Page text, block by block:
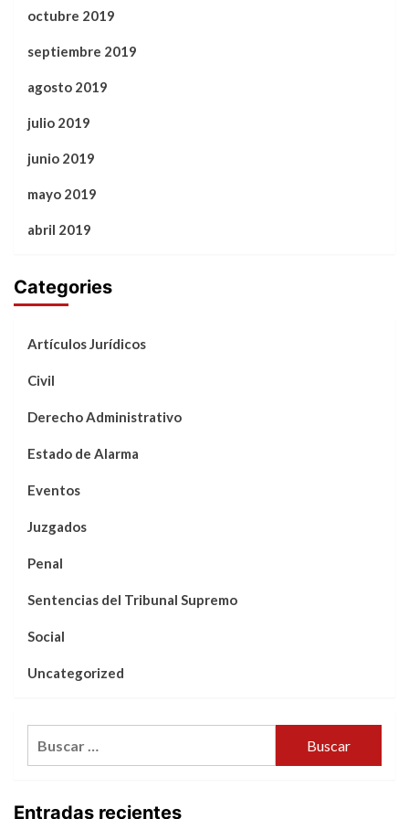
octubre 2019
septiembre 2019
agosto 2019
julio 2019
junio 2019
mayo 2019
abril 2019
Categories
Artículos Jurídicos
Civil
Derecho Administrativo
Estado de Alarma
Eventos
Juzgados
Penal
Sentencias del Tribunal Supremo
Social
Uncategorized
Entradas recientes